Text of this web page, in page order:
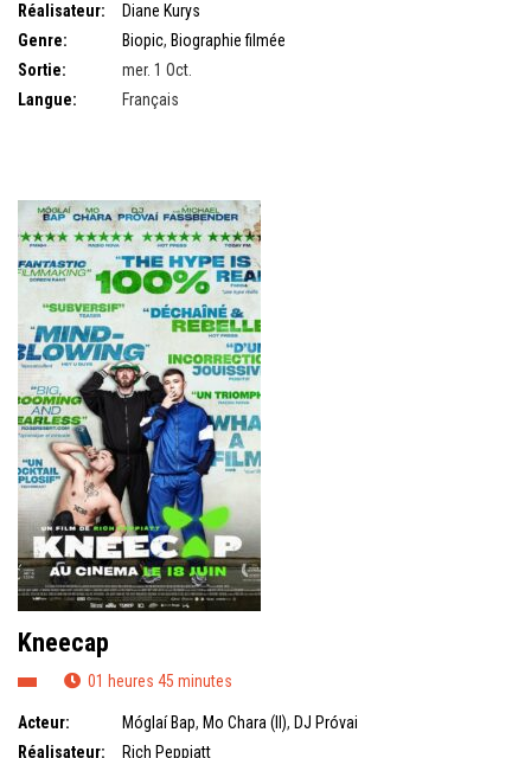
Réalisateur:
Diane Kurys
Genre:
Biopic, Biographie filmée
Sortie:
mer. 1 Oct.
Langue:
Français
Kneecap
01 heures 45 minutes
Acteur: Móglaí Bap, Mo Chara (II), DJ Próvai
Réalisateur:
Rich Peppiatt